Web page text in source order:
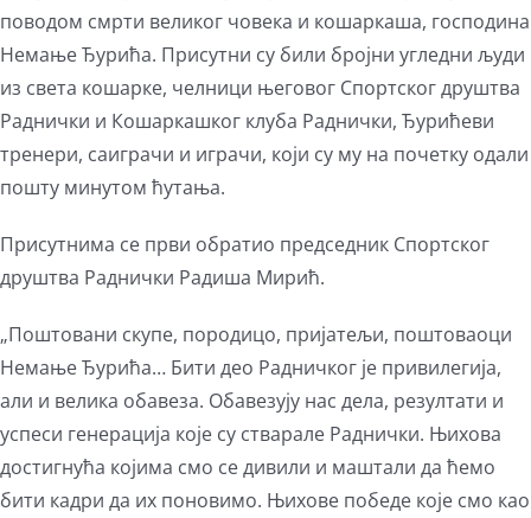
поводом смрти великог човека и кошаркаша, господина
Немање Ђурића. Присутни су били бројни угледни људи
из света кошарке, челници његовог Спортског друштва
Раднички и Кошаркашког клуба Раднички, Ђурићеви
тренери, саиграчи и играчи, који су му на почетку одали
пошту минутом ћутања.
Присутнима се први обратио председник Спортског
друштва Раднички Радиша Мирић.
„Поштовани скупе, породицо, пријатељи, поштоваоци
Немање Ђурића… Бити део Радничког је привилегија,
али и велика обавеза. Обавезују нас дела, резултати и
успеси генерација које су стварале Раднички. Њихова
достигнућа којима смо се дивили и маштали да ћемо
бити кадри да их поновимо. Њихове победе које смо као